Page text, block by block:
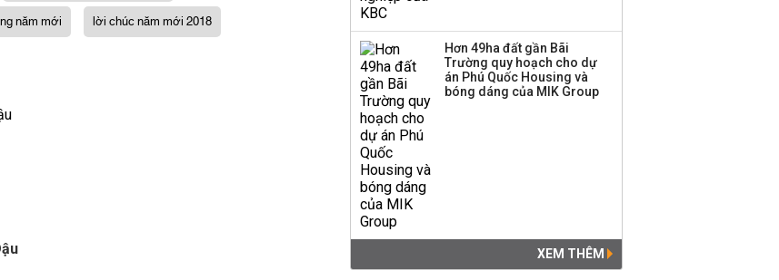
năm mới lời chúc năm mới 2018
Hơn 49ha đất gần Bãi
Trường quy hoạch cho dự
án Phú Quốc Housing và
bóng dáng của MIK Group
XEM THÊM